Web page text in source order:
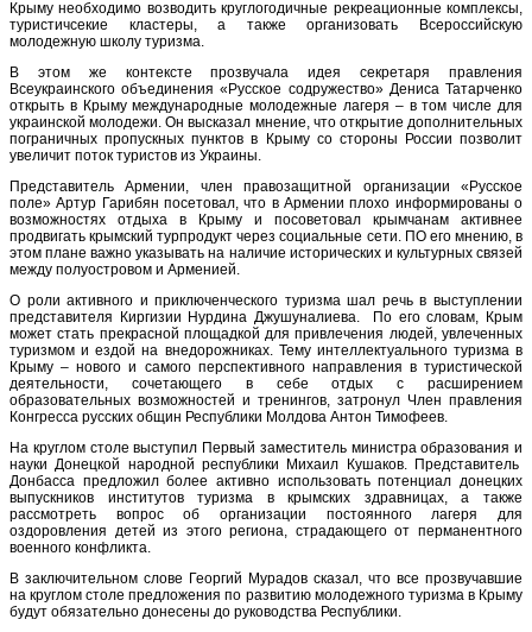
Крыму необходимо возводить круглогодичные рекреационные комплексы,
туристичсекие кластеры, а также организовать Всероссийскую
молодежную школу туризма.
В этом же контексте прозвучала идея секретаря правления
Всеукраинского объединения «Русское содружество» Дениса Татарченко
открыть в Крыму международные молодежные лагеря – в том числе для
украинской молодежи. Он высказал мнение, что открытие дополнительных
пограничных пропускных пунктов в Крыму со стороны России позволит
увеличит поток туристов из Украины.
Представитель Армении, член правозащитной организации «Русское
поле» Артур Гарибян посетовал, что в Армении плохо информированы о
возможностях отдыха в Крыму и посоветовал крымчанам активнее
продвигать крымский турпродукт через социальные сети. ПО его мнению, в
этом плане важно указывать на наличие исторических и культурных связей
между полуостровом и Арменией.
О роли активного и приключенческого туризма шал речь в выступлении
представителя Киргизии Нурдина Джушуналиева. По его словам, Крым
может стать прекрасной площадкой для привлечения людей, увлеченных
туризмом и ездой на внедорожниках. Тему интеллектуального туризма в
Крыму – нового и самого перспективного направления в туристической
деятельности, сочетающего в себе отдых с расширением
образовательных возможностей и тренингов, затронул Член правления
Конгресса русских общин Республики Молдова Антон Тимофеев.
На круглом столе выступил Первый заместитель министра образования и
науки Донецкой народной республики Михаил Кушаков. Представитель
Донбасса предложил более активно использовать потенциал донецких
выпускников институтов туризма в крымских здравницах, а также
рассмотреть вопрос об организации постоянного лагеря для
оздоровления детей из этого региона, страдающего от перманентного
военного конфликта.
В заключительном слове Георгий Мурадов сказал, что все прозвучавшие
на круглом столе предложения по развитию молодежного туризма в Крыму
будут обязательно донесены до руководства Республики.